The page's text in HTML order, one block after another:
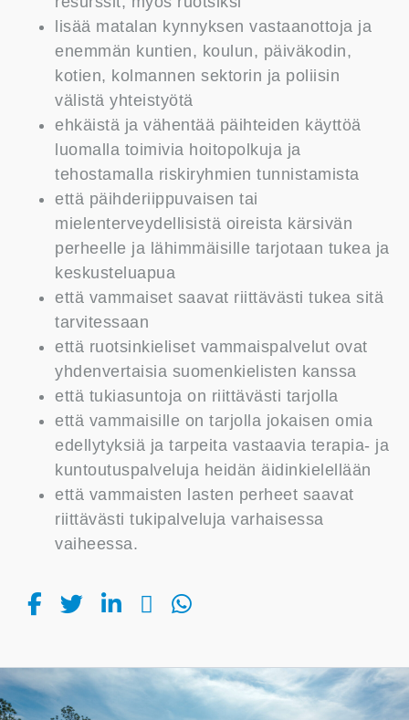
lisää matalan kynnyksen vastaanottoja ja
enemmän kuntien, koulun, päiväkodin,
kotien, kolmannen sektorin ja poliisin
välistä yhteistyötä
ehkäistä ja vähentää päihteiden käyttöä
luomalla toimivia hoitopolkuja ja
tehostamalla riskiryhmien tunnistamista
että päihderiippuvaisen tai
mielenterveydellisistä oireista kärsivän
perheelle ja lähimmäisille tarjotaan tukea ja
keskusteluapua
että vammaiset saavat riittävästi tukea sitä
tarvitessaan
että ruotsinkieliset vammaispalvelut ovat
yhdenvertaisia suomenkielisten kanssa
että tukiasuntoja on riittävästi tarjolla
että vammaisille on tarjolla jokaisen omia
edellytyksiä ja tarpeita vastaavia terapia- ja
kuntoutuspalveluja heidän äidinkielellään
että vammaisten lasten perheet saavat
riittävästi tukipalveluja varhaisessa
vaiheessa.